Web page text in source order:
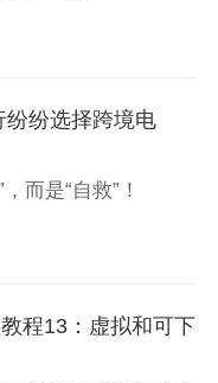
纷纷选择跨境电
而是“自救”！
程13：虚拟和可下